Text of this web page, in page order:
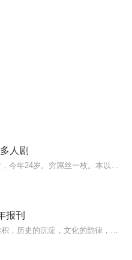
人剧
报刊